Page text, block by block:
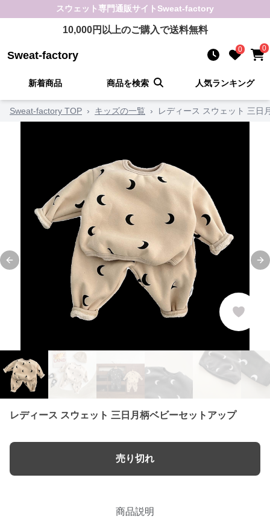
スウェット専門通販サイト Sweat-factory
10,000円以上のご購入で送料無料
Sweat-factory 0 0
新着商品 商品を検索 人気ランキング
Sweat-factory TOP › キッズの一覧 › レディース スウェット 三日
Previous slide
レディース スウェット 三日月柄ベビーセットアップ
売り切れ
商品説明